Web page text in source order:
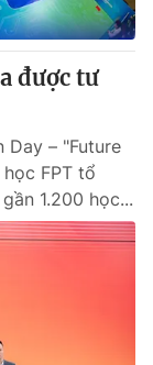
được tư
Day – "Future
FPT tổ
1.200 học...